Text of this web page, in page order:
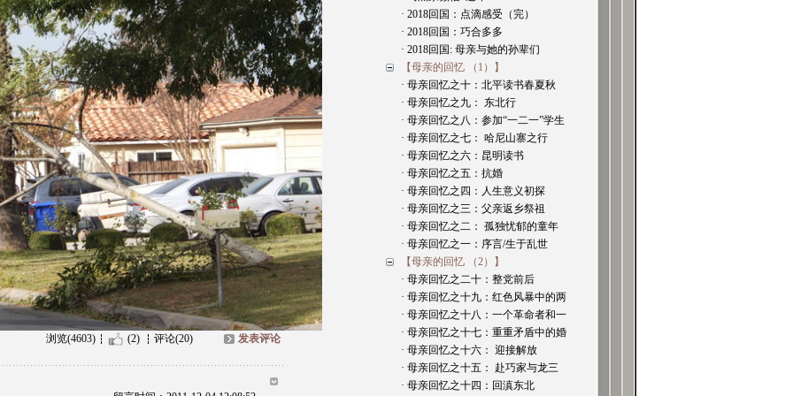
浏览(4603) (2) 评论(20) 发表评论
· 2018回国：点滴感受（完）
· 2018回国：巧合多多
· 2018回国: 母亲与她的孙辈们
【母亲的回忆 （1）】
· 母亲回忆之十：北平读书春夏秋
· 母亲回忆之九： 东北行
· 母亲回忆之八：参加“一二一”学生
· 母亲回忆之七： 哈尼山寨之行
· 母亲回忆之六：昆明读书
· 母亲回忆之五：抗婚
· 母亲回忆之四：人生意义初探
· 母亲回忆之三：父亲返乡祭祖
· 母亲回忆之二： 孤独忧郁的童年
· 母亲回忆之一：序言/生于乱世
【母亲的回忆 （2）】
· 母亲回忆之二十：整党前后
· 母亲回忆之十九：红色风暴中的两
· 母亲回忆之十八：一个革命者和一
· 母亲回忆之十七：重重矛盾中的婚
· 母亲回忆之十六： 迎接解放
· 母亲回忆之十五： 赴巧家与龙三
· 母亲回忆之十四：回滇东北